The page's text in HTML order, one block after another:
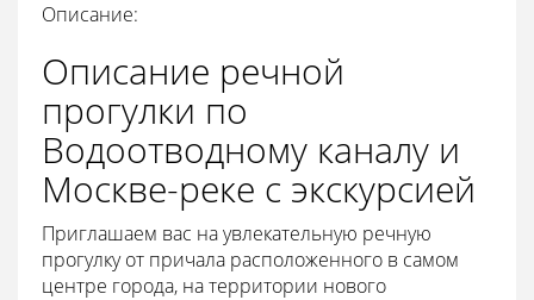
Описание:
Описание речной
прогулки по
Водоотводному каналу и
Москве-реке с экскурсией
Приглашаем вас на увлекательную речную
прогулку от причала расположенного в самом
центре города, на территории нового